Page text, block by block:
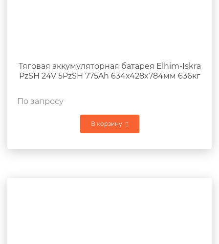
Тяговая аккумуляторная батарея Elhim-Iskra
PzSH 24V 5PzSH 775Ah 634x428x784мм 636кг
По запросу
В корзину